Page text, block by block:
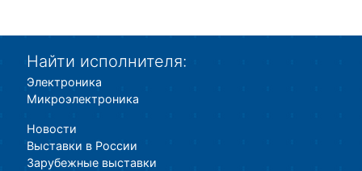
Найти исполнителя:
Электроника
Микроэлектроника
Новости
Выставки в России
Зарубежные выставки